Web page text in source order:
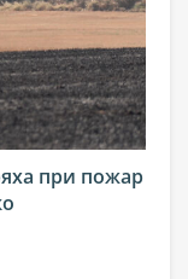
при пожар